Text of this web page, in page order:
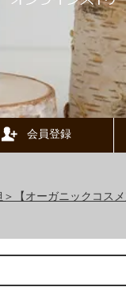
会員登録
【オーガニックコス